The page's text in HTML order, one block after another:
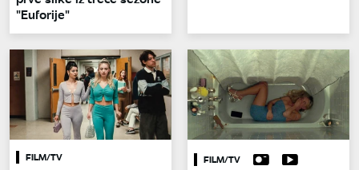
"Euforije"
FILM/TV FILM/TV